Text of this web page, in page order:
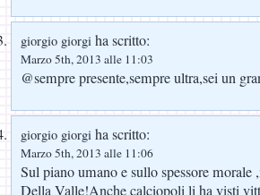
giorgio giorgi ha scritto:
Marzo 5th, 2013 alle 11:03
@sempre presente,sempre ultra,sei un
giorgio giorgi ha scritto:
Marzo 5th, 2013 alle 11:06
Sul piano umano e sullo spessore
Della Valle!Anche calciopoli li ha visti